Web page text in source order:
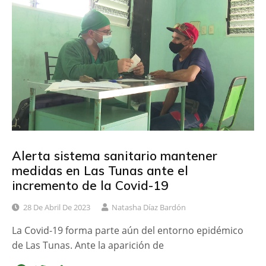
b
k
t
a
t
r
Alerta sistema sanitario mantener
medidas en Las Tunas ante el
incremento de la Covid-19
28 De Abril De 2023 Natasha Díaz Bardón
La Covid-19 forma parte aún del entorno epidémico
de Las Tunas. Ante la aparición de